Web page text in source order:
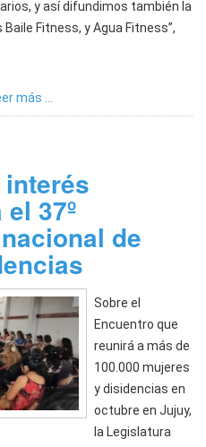
y así difundimos también la
Fitness, y Agua Fitness”,
más ...
37º
de
Sobre el
Encuentro que
reunirá a más de
100.000 mujeres
y disidencias en
octubre en Jujuy,
la Legislatura